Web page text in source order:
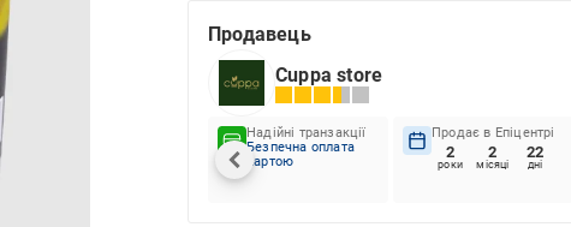
Продавець
Cuppa store
Надійні транзакції
Безпечна оплата
картою
Продає в Епіцентрі
2
роки
2
місяці
22
дні